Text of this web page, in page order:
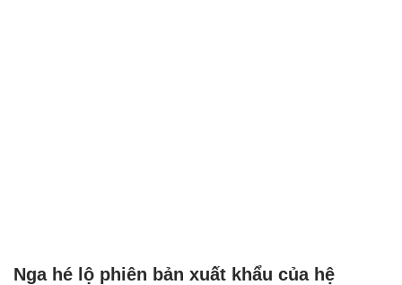
Nga hé lộ phiên bản xuất khẩu của hệ